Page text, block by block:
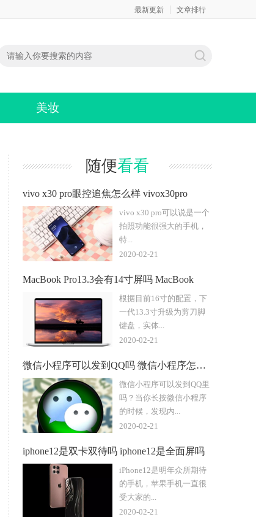
最新更新 文章排行
美妆
随便看看
vivo x30 pro眼控追焦怎么样 vivox30pro
vivo x30 pro可以说是一个
拍照功能很强大的手机，
特...
2020-02-21
MacBook Pro13.3会有14寸屏吗 MacBook
根据目前16寸的配置，下
一代13.3寸升级为剪刀脚
键盘，实体...
2020-02-21
微信小程序可以发到QQ吗 微信小程序怎么分享转发到QQ上
微信小程序可以发到QQ里
吗？当你长按微信小程序
的时候，发现内...
2020-02-21
iphone12是双卡双待吗 iphone12是全面屏吗
iPhone12是明年众所期待
的手机，苹果手机一直很
受大家的...
2020-02-21